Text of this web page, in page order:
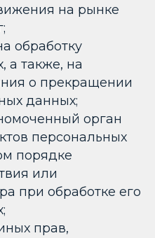
на рынке
обработку
а также, на
о прекращении
данных;
орган
персональных
порядке
или
при обработке его
прав,